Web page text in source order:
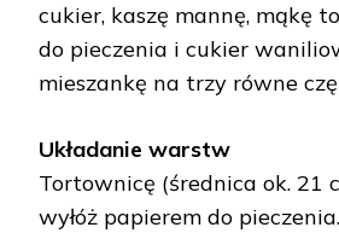
cukier, kaszę mannę, mąkę
do pieczenia i cukier
mieszankę na trzy równe
Układanie warstw
Tortownicę (średnica ok. 21
wyłóż papierem do